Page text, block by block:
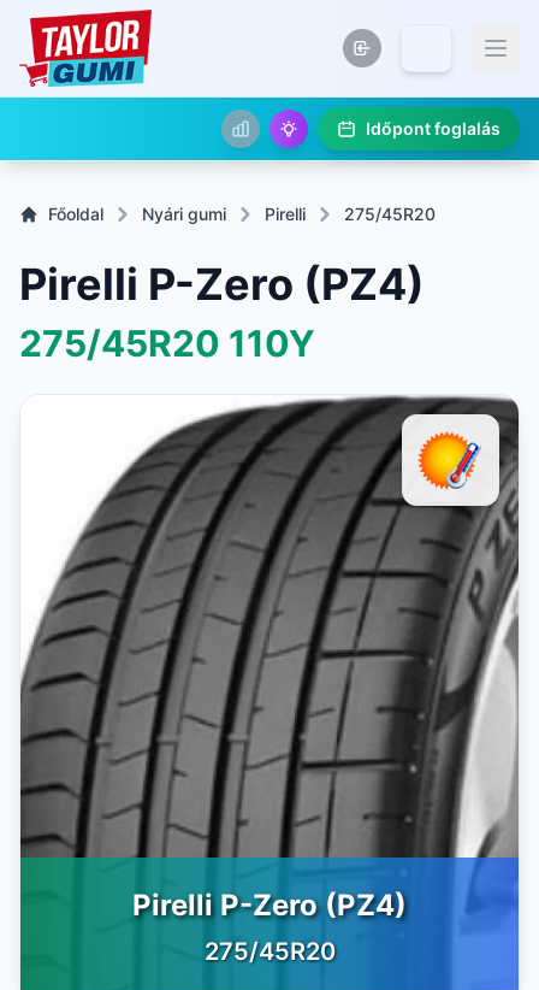
Időpont foglalás
Főoldal Nyári gumi Pirelli 275/45R20
Pirelli P-Zero (PZ4)
275/45R20 110Y
Pirelli P-Zero (PZ4)
275/45R20